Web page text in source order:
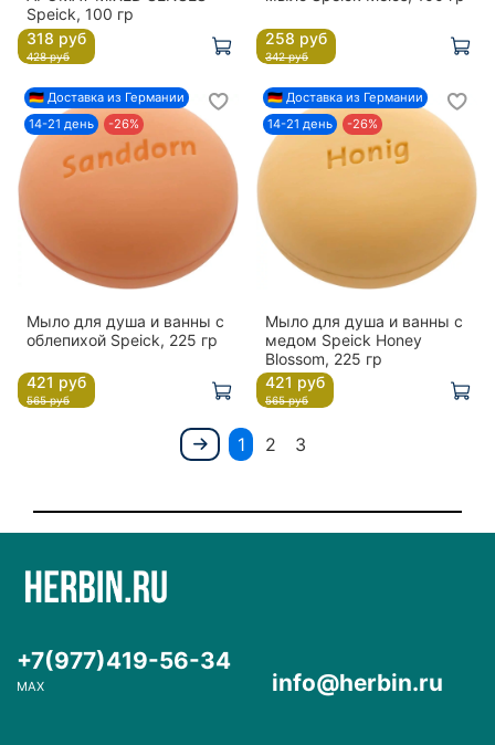
Speick, 100 гр
318 руб
428 руб
258 руб
342 руб
🇩🇪 Доставка из Германии
14-21 день
-26%
Мыло для душа и ванны с
облепихой Speick, 225 гр
421 руб
565 руб
🇩🇪 Доставка из Германии
14-21 день
-26%
Мыло для душа и ванны с
медом Speick Honey
Blossom, 225 гр
421 руб
565 руб
1 2 3
+7(977)419-56-34
MAX info@herbin.ru